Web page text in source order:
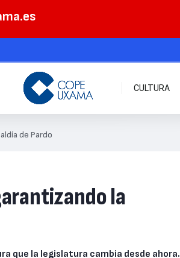
CULTURA
de Pardo
la
que la legislatura cambia desde ahora.